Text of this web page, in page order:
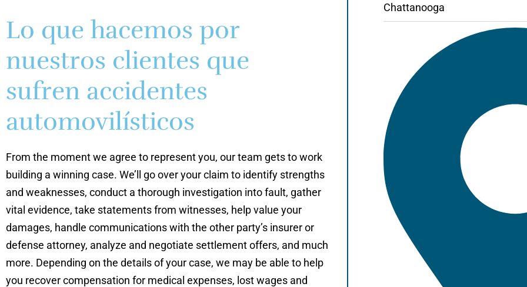
Lo que hacemos por
nuestros clientes que
sufren accidentes
automovilísticos
From the moment we agree to represent you, our team gets to work
building a winning case. We’ll go over your claim to identify strengths
and weaknesses, conduct a thorough investigation into fault, gather
vital evidence, take statements from witnesses, help value your
damages, handle communications with the other party’s insurer or
defense attorney, analyze and negotiate settlement offers, and much
more. Depending on the details of your case, we may be able to help
you recover compensation for medical expenses, lost wages and
Chattanooga